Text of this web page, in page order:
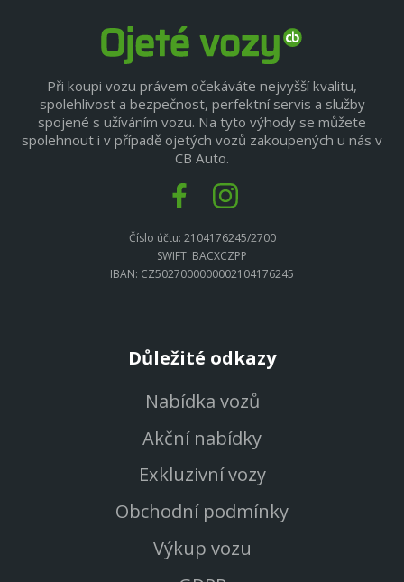
Při koupi vozu právem očekáváte nejvyšší kvalitu,
spolehlivost a bezpečnost, perfektní servis a služby
spojené s užíváním vozu. Na tyto výhody se můžete
spolehnout i v případě ojetých vozů zakoupených u nás v
CB Auto.
Číslo účtu: 2104176245/2700
SWIFT: BACXCZPP
IBAN: CZ5027000000002104176245
Důležité odkazy
Nabídka vozů
Akční nabídky
Exkluzivní vozy
Obchodní podmínky
Výkup vozu